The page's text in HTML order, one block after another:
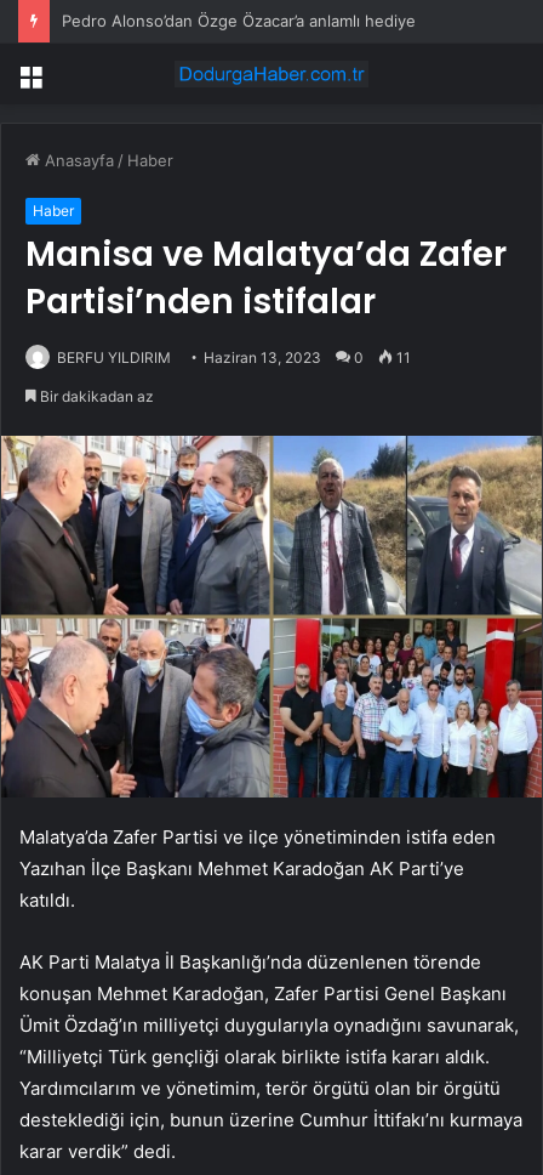
Pedro Alonso’dan Özge Özacar’a anlamlı hediye
Menü
Anasayfa / Haber
Haber
Manisa ve Malatya’da Zafer
Partisi’nden istifalar
BERFU YILDIRIM Haziran 13, 2023 0 11
Bir dakikadan az
Malatya’da Zafer Partisi ve ilçe yönetiminden istifa eden
Yazıhan İlçe Başkanı Mehmet Karadoğan AK Parti’ye
katıldı.
AK Parti Malatya İl Başkanlığı’nda düzenlenen törende
konuşan Mehmet Karadoğan, Zafer Partisi Genel Başkanı
Ümit Özdağ’ın milliyetçi duygularıyla oynadığını savunarak,
“Milliyetçi Türk gençliği olarak birlikte istifa kararı aldık.
Yardımcılarım ve yönetimim, terör örgütü olan bir örgütü
desteklediği için, bunun üzerine Cumhur İttifakı’nı kurmaya
karar verdik” dedi.